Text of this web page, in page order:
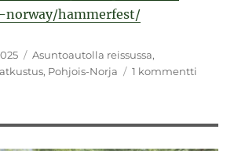
hammerfest/
Kategoriat
Asuntoautolla reissussa,
, Pohjois-Norja 1 kommentti